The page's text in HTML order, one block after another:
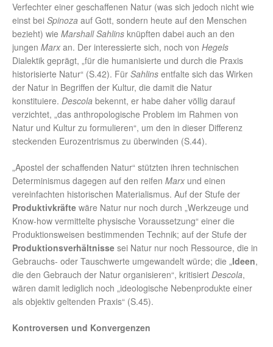
Verfechter einer geschaffenen Natur (was sich jedoch nicht wie
einst bei Spinoza auf Gott, sondern heute auf den Menschen
bezieht) wie Marshall Sahlins knüpften dabei auch an den
jungen Marx an. Der interessierte sich, noch von Hegels
Dialektik geprägt, „für die humanisierte und durch die Praxis
historisierte Natur“ (S.42). Für Sahlins entfalte sich das Wirken
der Natur in Begriffen der Kultur, die damit die Natur
konstituiere. Descola bekennt, er habe daher völlig darauf
verzichtet, „das anthropologische Problem im Rahmen von
Natur und Kultur zu formulieren“, um den in dieser Differenz
steckenden Eurozentrismus zu überwinden (S.44).
„Apostel der schaffenden Natur“ stützten ihren technischen
Determinismus dagegen auf den reifen Marx und einen
vereinfachten historischen Materialismus. Auf der Stufe der
Produktivkräfte wäre Natur nur noch durch „Werkzeuge und
Know-how vermittelte physische Voraussetzung“ einer die
Produktionsweisen bestimmenden Technik; auf der Stufe der
Produktionsverhältnisse sei Natur nur noch Ressource, die in
Gebrauchs- oder Tauschwerte umgewandelt würde; die „Ideen,
die den Gebrauch der Natur organisieren“, kritisiert Descola,
wären damit lediglich noch „ideologische Nebenprodukte einer
als objektiv geltenden Praxis“ (S.45).
Kontroversen und Konvergenzen